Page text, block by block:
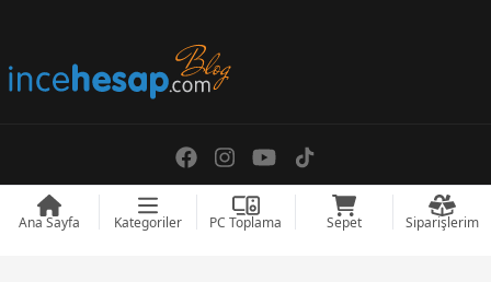
Ana Sayfa Kategoriler PC Toplama Sepet Siparişlerim
En Ucuz Teknoloji Fiyatlarını arayanlara incehesap.com
© 2008 - 2026
incehesap.com Designed by zendizayn.com